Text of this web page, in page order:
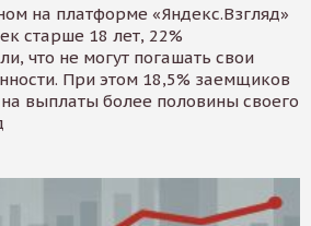
на платформе «Яндекс.Взгляд»
старше 18 лет, 22%
что не могут погашать свои
При этом 18,5% заемщиков
выплаты более половины своего